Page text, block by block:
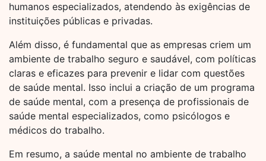
humanos especializados, atendendo às exigências de
instituições públicas e privadas.
Além disso, é fundamental que as empresas criem um
ambiente de trabalho seguro e saudável, com políticas
claras e eficazes para prevenir e lidar com questões
de saúde mental. Isso inclui a criação de um programa
de saúde mental, com a presença de profissionais de
saúde mental especializados, como psicólogos e
médicos do trabalho.
Em resumo, a saúde mental no ambiente de trabalho